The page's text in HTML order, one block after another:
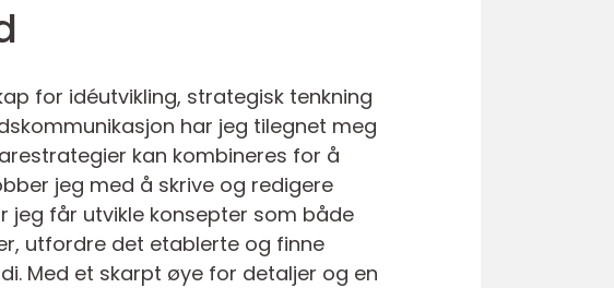
for idéutvikling, strategisk tenkning
har jeg tilegnet meg
kan kombineres for å
jeg med å skrive og redigere
jeg får utvikle konsepter som både
utfordre det etablerte og finne
Med et skarpt øye for detaljer og en